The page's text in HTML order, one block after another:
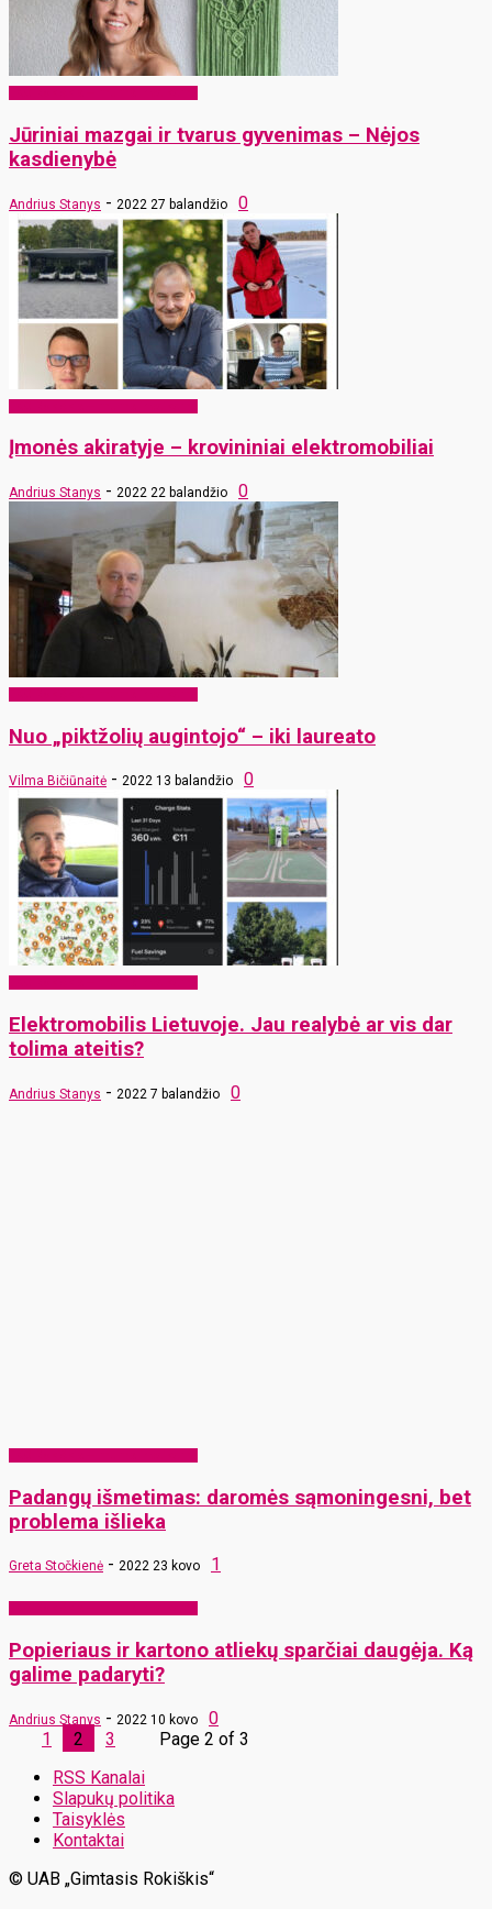
Jūriniai mazgai ir tvarus gyvenimas – Nėjos
kasdienybė
Andrius Stanys - 2022 27 balandžio 0
Įmonės akiratyje – krovininiai elektromobiliai
Andrius Stanys - 2022 22 balandžio 0
Nuo „piktžolių augintojo“ – iki laureato
Vilma Bičiūnaitė - 2022 13 balandžio 0
Elektromobilis Lietuvoje. Jau realybė ar vis dar
tolima ateitis?
Andrius Stanys - 2022 7 balandžio 0
Padangų išmetimas: daromės sąmoningesni, bet
problema išlieka
Greta Stočkienė - 2022 23 kovo 1
Popieriaus ir kartono atliekų sparčiai daugėja. Ką
galime padaryti?
Andrius Stanys - 2022 10 kovo
0
1
2 3
Page 2 of 3
RSS Kanalai
Slapukų politika
Taisyklės
Kontaktai
© UAB „Gimtasis Rokiškis“